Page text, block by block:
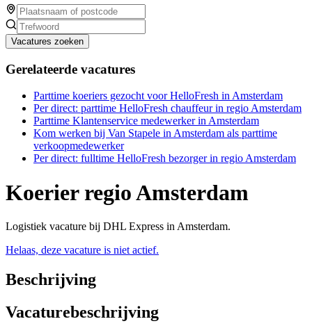
Vacatures zoeken
Gerelateerde vacatures
Parttime koeriers gezocht voor HelloFresh in Amsterdam
Per direct: parttime HelloFresh chauffeur in regio Amsterdam
Parttime Klantenservice medewerker in Amsterdam
Kom werken bij Van Stapele in Amsterdam als parttime
verkoopmedewerker
Per direct: fulltime HelloFresh bezorger in regio Amsterdam
Koerier regio Amsterdam
Logistiek vacature bij DHL Express in Amsterdam.
Helaas, deze vacature is niet actief.
Beschrijving
Vacaturebeschrijving